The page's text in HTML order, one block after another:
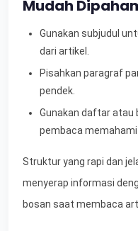
Mudah
Gunakan subjudul
dari artikel.
Pisahkan paragraf
pendek.
Gunakan daftar atau
pembaca memahami
Struktur yang rapi dan
menyerap informasi
bosan saat membaca